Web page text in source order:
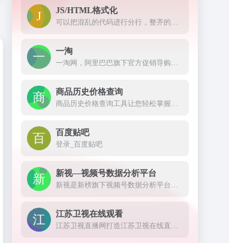
JS/HTML格式化
可以把混乱的代码进行分行，整齐的显示出来。
一淘
一淘网，阿里巴巴旗下官方促销导购平台，通过超高返利、大额红包、超值优惠券等丰富的利益点，为用户提供高性价比的品牌好货，是必不可少的网购省钱利器。
商品历史价格查询
商品历史价格查询工具让您轻松掌握商品的历史价格趋势，辨别商品真假促销，支持淘宝历史价格查询、天猫历史价格查询、京东历史价格查询等，是一款不可多得的购物神器。
百度贴吧
登录_百度贴吧
新视—视频号数据分析平台
新视是新榜旗下视频号数据分析平台，对外发布公众权威的视频号垂类榜单，不仅提供视频号及动态的搜索查找、还提供热门话题及优质脚本等全面数据服务，打通公众号全链路，助力视频号主运营变现。
江苏卫视在线观看
江苏卫视直播网打造江苏卫视在线直播高清观看网络平台,方便在线观看江苏电视台直播节目,更多精彩尽在荔枝网。